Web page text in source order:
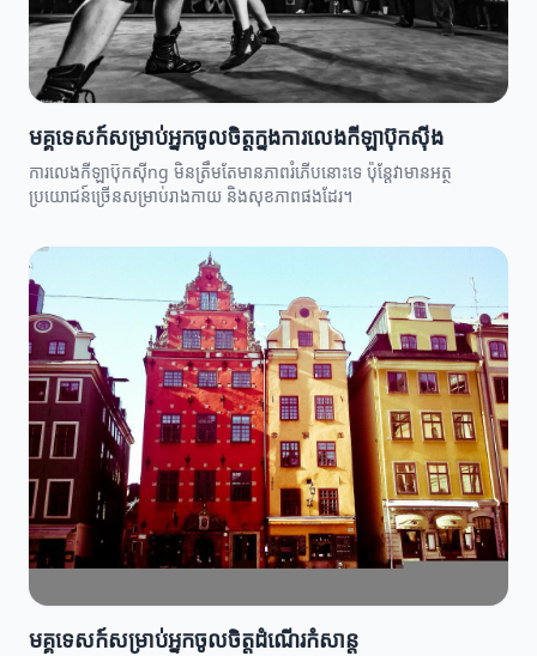
មគ្គុទេសក៍សម្រាប់អ្នកចូលចិត្តក្នុងការលេងកីឡាប៊ុកស៊ីង
ការលេងកីឡាប៊ុកស៊ីng មិនត្រឹមតែមានភាពរំភើបនោះទេ ប៉ុន្តែវាមានអត្ថ
ប្រយោជន៍ច្រើនសម្រាប់រាងកាយ និងសុខភាពផងដែរ។
មគ្គុទេសក៍សម្រាប់អ្នកចូលចិត្តដំណើរកំសាន្ត